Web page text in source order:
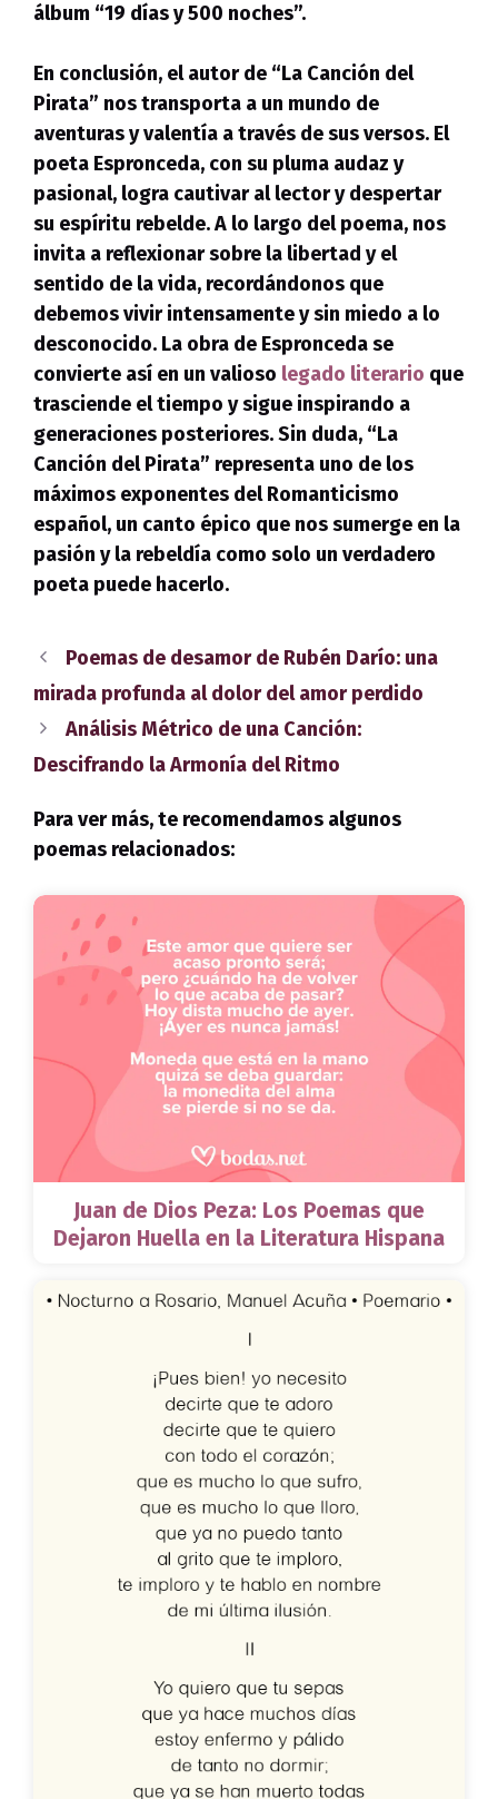
álbum “19 días y 500 noches”.
En conclusión, el autor de “La Canción del
Pirata” nos transporta a un mundo de
aventuras y valentía a través de sus versos. El
poeta Espronceda, con su pluma audaz y
pasional, logra cautivar al lector y despertar
su espíritu rebelde. A lo largo del poema, nos
invita a reflexionar sobre la libertad y el
sentido de la vida, recordándonos que
debemos vivir intensamente y sin miedo a lo
desconocido. La obra de Espronceda se
convierte así en un valioso legado literario que
trasciende el tiempo y sigue inspirando a
generaciones posteriores. Sin duda, “La
Canción del Pirata” representa uno de los
máximos exponentes del Romanticismo
español, un canto épico que nos sumerge en la
pasión y la rebeldía como solo un verdadero
poeta puede hacerlo.
Poemas de desamor de Rubén Darío: una
mirada profunda al dolor del amor perdido
Análisis Métrico de una Canción:
Descifrando la Armonía del Ritmo
Para ver más, te recomendamos algunos
poemas relacionados:
Juan de Dios Peza: Los Poemas que
Dejaron Huella en la Literatura Hispana